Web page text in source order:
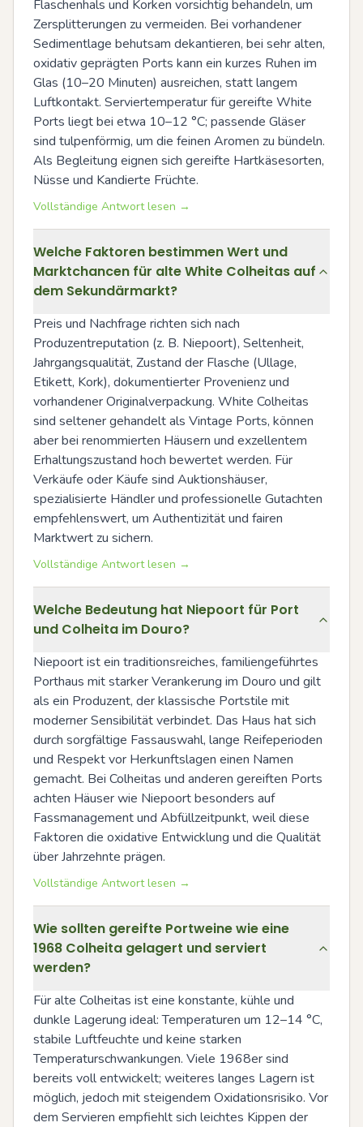
Flaschenhals und Korken vorsichtig behandeln, um
Zersplitterungen zu vermeiden. Bei vorhandener
Sedimentlage behutsam dekantieren, bei sehr alten,
oxidativ geprägten Ports kann ein kurzes Ruhen im
Glas (10–20 Minuten) ausreichen, statt langem
Luftkontakt. Serviertemperatur für gereifte White
Ports liegt bei etwa 10–12 °C; passende Gläser
sind tulpenförmig, um die feinen Aromen zu bündeln.
Als Begleitung eignen sich gereifte Hartkäsesorten,
Nüsse und Kandierte Früchte.
Vollständige Antwort lesen →
Welche Faktoren bestimmen Wert und
Marktchancen für alte White Colheitas auf
dem Sekundärmarkt?
Preis und Nachfrage richten sich nach
Produzentreputation (z. B. Niepoort), Seltenheit,
Jahrgangsqualität, Zustand der Flasche (Ullage,
Etikett, Kork), dokumentierter Provenienz und
vorhandener Originalverpackung. White Colheitas
sind seltener gehandelt als Vintage Ports, können
aber bei renommierten Häusern und exzellentem
Erhaltungszustand hoch bewertet werden. Für
Verkäufe oder Käufe sind Auktionshäuser,
spezialisierte Händler und professionelle Gutachten
empfehlenswert, um Authentizität und fairen
Marktwert zu sichern.
Vollständige Antwort lesen →
Welche Bedeutung hat Niepoort für Port
und Colheita im Douro?
Niepoort ist ein traditionsreiches, familiengeführtes
Porthaus mit starker Verankerung im Douro und gilt
als ein Produzent, der klassische Portstile mit
moderner Sensibilität verbindet. Das Haus hat sich
durch sorgfältige Fassauswahl, lange Reifeperioden
und Respekt vor Herkunftslagen einen Namen
gemacht. Bei Colheitas und anderen gereiften Ports
achten Häuser wie Niepoort besonders auf
Fassmanagement und Abfüllzeitpunkt, weil diese
Faktoren die oxidative Entwicklung und die Qualität
über Jahrzehnte prägen.
Vollständige Antwort lesen →
Wie sollten gereifte Portweine wie eine
1968 Colheita gelagert und serviert
werden?
Für alte Colheitas ist eine konstante, kühle und
dunkle Lagerung ideal: Temperaturen um 12–14 °C,
stabile Luftfeuchte und keine starken
Temperaturschwankungen. Viele 1968er sind
bereits voll entwickelt; weiteres langes Lagern ist
möglich, jedoch mit steigendem Oxidationsrisiko. Vor
dem Servieren empfiehlt sich leichtes Kippen der